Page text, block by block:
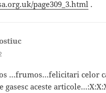
page309_3.html .
…frumos…felicitari celor
gasesc aceste